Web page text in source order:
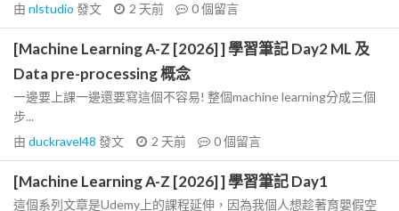
由 nlstudio 發文 2 天前 0個留言
[Machine Learning A-Z [2026] ] 學習筆記 Day2 ML 及
Data pre-processing 概念
一邊要上課一邊還要寫這個不容易! 整個machine learning分成三個
步...
由 duckravel48 發文 2 天前 0個留言
[Machine Learning A-Z [2026] ] 學習筆記 Day1
這個系列文章是Udemy上的課程延伸，因為我個人想趁著育嬰假空